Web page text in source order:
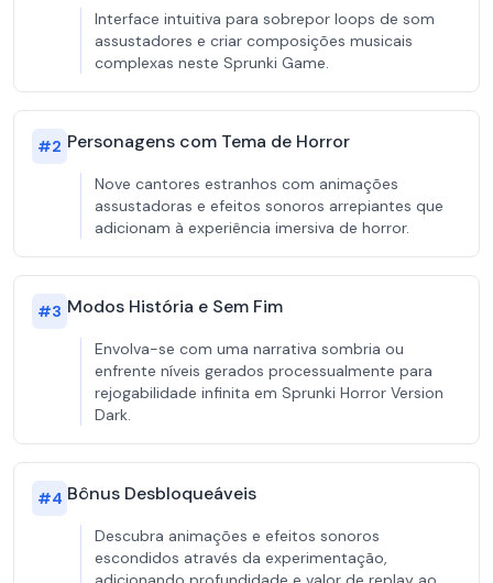
Interface intuitiva para sobrepor loops de som
assustadores e criar composições musicais
complexas neste Sprunki Game.
#2 Personagens com Tema de Horror
Nove cantores estranhos com animações
assustadoras e efeitos sonoros arrepiantes que
adicionam à experiência imersiva de horror.
#3 Modos História e Sem Fim
Envolva-se com uma narrativa sombria ou
enfrente níveis gerados processualmente para
rejogabilidade infinita em Sprunki Horror Version
Dark.
#4 Bônus Desbloqueáveis
Descubra animações e efeitos sonoros
escondidos através da experimentação,